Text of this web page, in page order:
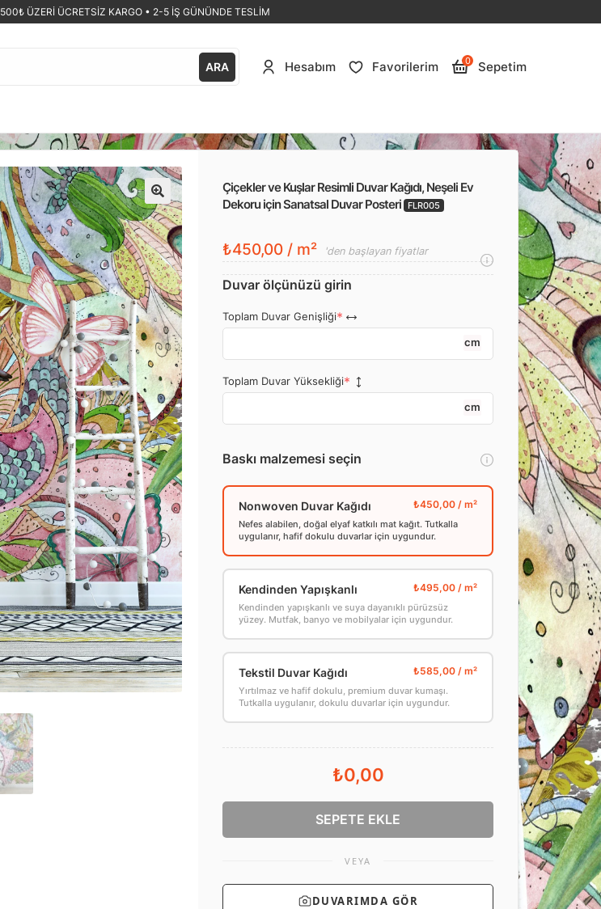
500₺ ÜZERİ ÜCRETSİZ KARGO • 2-5 İŞ GÜNÜNDE TESLİM
ARA Hesabım Favorilerim 0 Sepetim
🔍
Çiçekler ve Kuşlar Resimli Duvar Kağıdı, Neşeli Ev
Dekoru için Sanatsal Duvar Posteri FLR005
₺450,00 / m² 'den başlayan fiyatlar
Duvar ölçünüzü girin
Toplam Duvar Genişliği
cm
Toplam Duvar Yüksekliği
cm
Baskı malzemesi seçin
Nonwoven Duvar Kağıdı
Nefes alabilen, doğal elyaf katkılı mat kağıt. Tutkalla
uygulanır, hafif dokulu duvarlar için uygundur.
Kendinden Yapışkanlı
Kendinden yapışkanlı ve suya dayanıklı pürüzsüz
yüzey. Mutfak, banyo ve mobilyalar için uygundur.
Tekstil Duvar Kağıdı
Yırtılmaz ve hafif dokulu, premium duvar kumaşı.
Tutkalla uygulanır, dokulu duvarlar için uygundur.
₺0,00
SEPETE EKLE
VEYA
DUVARIMDA GÖR